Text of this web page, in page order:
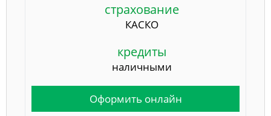
страхование
КАСКО
кредиты
наличными
Оформить онлайн